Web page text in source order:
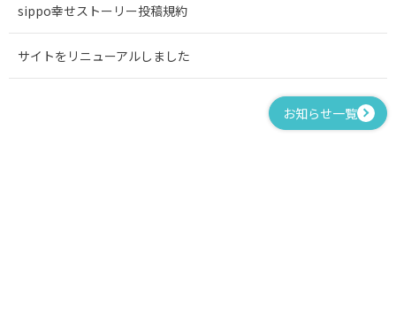
sippo幸せストーリー投稿規約
サイトをリニューアルしました
お知らせ一覧